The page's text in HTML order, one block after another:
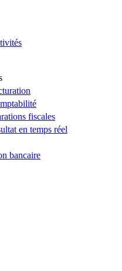
fiscales
en temps réel
bancaire